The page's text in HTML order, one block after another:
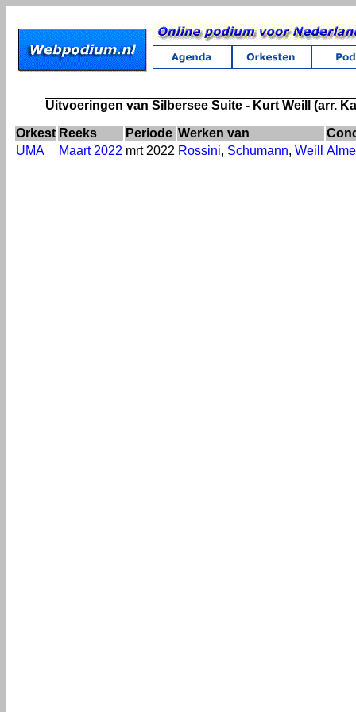
Uitvoeringen van Silbersee Suite - Kurt Weill (arr.
Orkest Reeks Periode Werken van
UMA
Maart 2022 mrt 2022 Rossini, Schumann, Weill